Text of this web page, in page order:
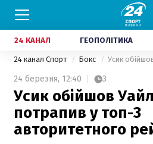
24 КАНАЛ ГЕОПОЛІТИКА
24 канал Спорт Бокс
24 березня, 12:40 3
Усик обійшов
потрапив у топ-3
авторитетного